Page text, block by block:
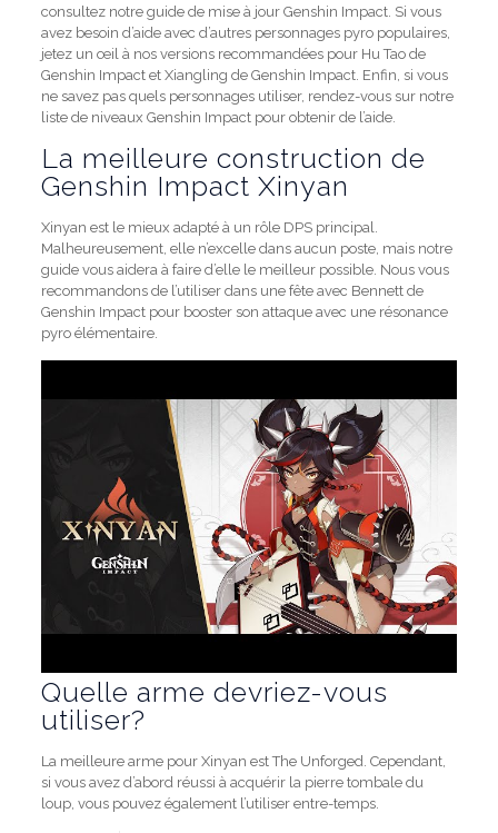
consultez notre guide de mise à jour Genshin Impact. Si vous
avez besoin d’aide avec d’autres personnages pyro populaires,
jetez un œil à nos versions recommandées pour Hu Tao de
Genshin Impact et Xiangling de Genshin Impact. Enfin, si vous
ne savez pas quels personnages utiliser, rendez-vous sur notre
liste de niveaux Genshin Impact pour obtenir de l’aide.
La meilleure construction de
Genshin Impact Xinyan
Xinyan est le mieux adapté à un rôle DPS principal.
Malheureusement, elle n’excelle dans aucun poste, mais notre
guide vous aidera à faire d’elle le meilleur possible. Nous vous
recommandons de l’utiliser dans une fête avec Bennett de
Genshin Impact pour booster son attaque avec une résonance
pyro élémentaire.
Quelle arme devriez-vous
utiliser?
La meilleure arme pour Xinyan est The Unforged. Cependant,
si vous avez d’abord réussi à acquérir la pierre tombale du
loup, vous pouvez également l’utiliser entre-temps.